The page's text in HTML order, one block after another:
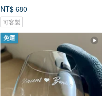
NT$ 680
可客製
免運